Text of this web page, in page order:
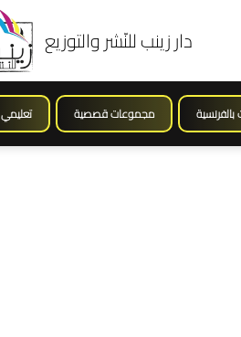
دار زينب للنّشر والتوزيع
تعليمي مجموعات قصصية بالفرنسية